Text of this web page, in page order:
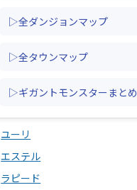
▷全ダンジョンマップ
▷全タウンマップ
▷ギガントモンスターまとめ
ユーリ
エステル
ラピード